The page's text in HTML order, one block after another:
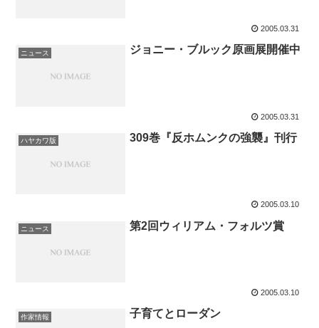
2005.03.31
ニュース ジョニー・ブルック原画展開催中
2005.03.31
ハヤカワ版 309巻『反ホムンクの強襲』刊行
2005.03.10
ニュース 第2回ウィリアム・フォルツ賞
2005.03.10
作家情報 子育てとローダン